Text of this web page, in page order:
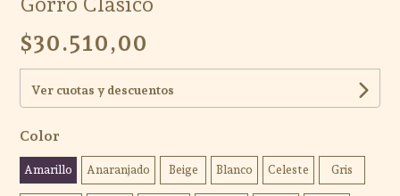
$30.510,00
Ver cuotas y descuentos
Color
Amarillo Anaranjado Beige Blanco Celeste Gris